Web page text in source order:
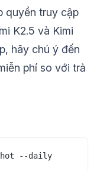
quyền truy cập
K2.5 và Kimi
hãy chú ý đến
phí so với trả